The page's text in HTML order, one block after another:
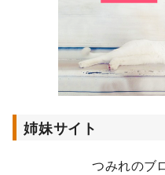
姉妹サイト
つみれのブ